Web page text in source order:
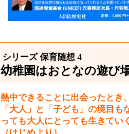
シリーズ 保育随想 4
幼稚園はおとなの遊び
熱中できることに出会ったとき
「大人」と「子ども」の境目
っても大人にとっても生きてい